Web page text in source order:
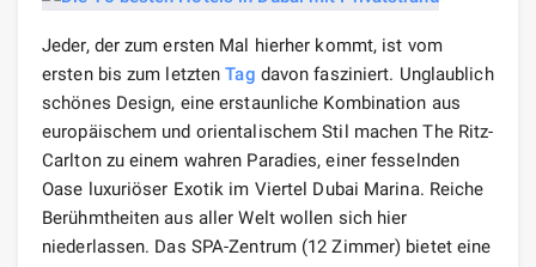
Jeder, der zum ersten Mal hierher kommt, ist vom
ersten bis zum letztenTag davon fasziniert. Unglaublich
schönes Design, eine erstaunliche Kombination aus
europäischem und orientalischem Stil machen The Ritz-
Carlton zu einem wahren Paradies, einer fesselnden
Oase luxuriöser Exotik im Viertel Dubai Marina. Reiche
Berühmtheiten aus aller Welt wollen sich hier
niederlassen. Das SPA-Zentrum (12 Zimmer) bietet eine